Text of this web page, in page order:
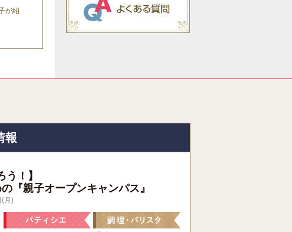
が紹
報
う！】
『親子オープンキャンパス』
(月)